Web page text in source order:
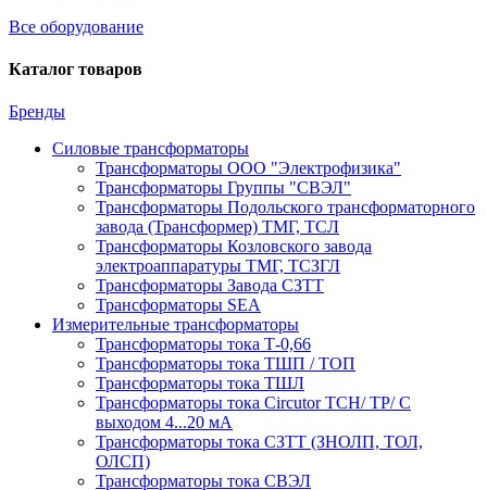
Все оборудование
Каталог товаров
Бренды
Силовые трансформаторы
Трансформаторы ООО "Электрофизика"
Трансформаторы Группы "СВЭЛ"
Трансформаторы Подольского трансформаторного
завода (Трансформер) ТМГ, ТСЛ
Трансформаторы Козловского завода
электроаппаратуры ТМГ, ТСЗГЛ
Трансформаторы Завода СЗТТ
Трансформаторы SEA
Измерительные трансформаторы
Трансформаторы тока Т-0,66
Трансформаторы тока ТШП / ТОП
Трансформаторы тока ТШЛ
Трансформаторы тока Circutor TCH/ TP/ С
выходом 4...20 мА
Трансформаторы тока СЗТТ (ЗНОЛП, ТОЛ,
ОЛСП)
Трансформаторы тока СВЭЛ